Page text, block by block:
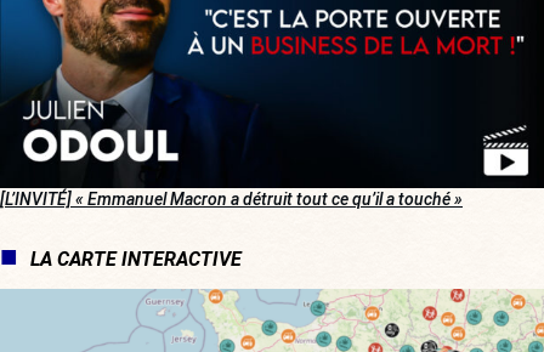
[L’INVITÉ] « Emmanuel Macron a détruit tout ce qu’il a touché »
LA CARTE INTERACTIVE